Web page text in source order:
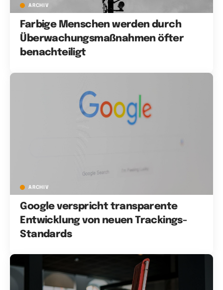
ARCHIV
Farbige Menschen werden durch
Überwachungsmaßnahmen öfter
benachteiligt
ARCHIV
Google verspricht transparente
Entwicklung von neuen Trackings-
Standards